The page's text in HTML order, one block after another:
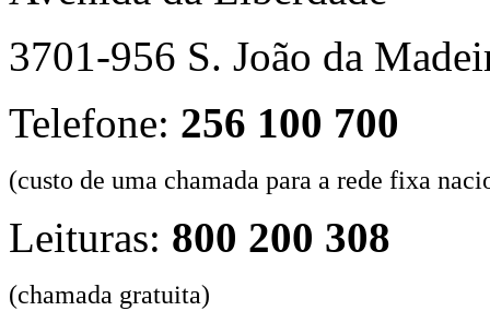
3701-956 S. João da
Telefone: 256 100 700
(custo de uma chamada para a rede fixa
Leituras: 800 200 308
(chamada gratuita)